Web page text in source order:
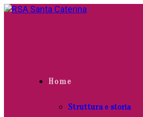
Home
Struttura e storia